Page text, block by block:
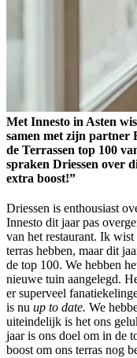
Met Innesto in Asten
samen met zijn partner
de Terrassen top 100
spraken Driessen over
extra boost!”
Driessen is enthousiast
Innesto dit jaar pas
van het restaurant. Ik
terras hebben, maar dit
de top 100. We hebben
nieuwe tuin aangelegd.
er superveel
is nu up to date. We
uiteindelijk is het ons
jaar is ons doel om in de
boost om ons terras nog